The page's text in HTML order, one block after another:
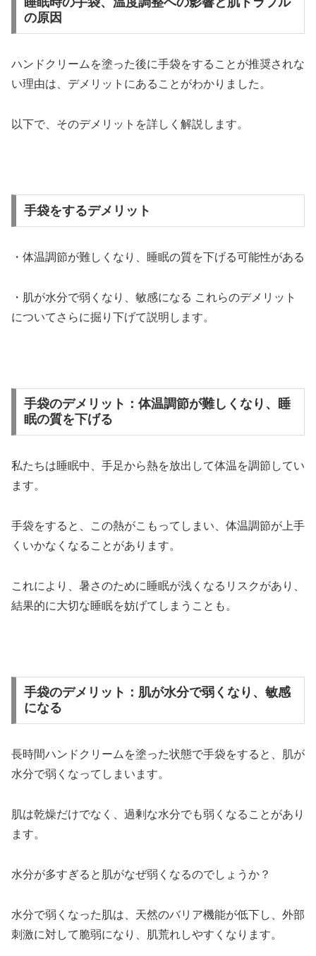
の原因
ハンドクリームを塗った後に手袋をすることが推奨されな
い理由は、デメリットにあることがわかりました。
以下で、そのデメリットを詳しく解説します。
手袋をするデメリット
・体温調節が難しくなり、睡眠の質を下げる可能性がある
・肌が水分で弱くなり、敏感になる これらのデメリット
についてさらに掘り下げて説明します。
手袋のデメリット：体温調節が難しくなり、睡
眠の質を下げる
私たちは睡眠中、手足から熱を放出して体温を調節してい
ます。
手袋をすると、この熱がこもってしまい、体温調節が上手
くいかなくなることがあります。
これにより、暑さのために睡眠が浅くなるリスクがあり、
結果的に大切な睡眠を妨げてしまうことも。
手袋のデメリット：肌が水分で弱くなり、敏感
になる
長時間ハンドクリームを塗った状態で手袋をすると、肌が
水分で弱くなってしまいます。
肌は乾燥だけでなく、過剰な水分でも弱くなることがあり
ます。
水分が多すぎると肌がなぜ弱くなるのでしょうか？
水分で弱くなった肌は、天然のバリア機能が低下し、外部
刺激に対して脆弱になり、肌荒れしやすくなります。